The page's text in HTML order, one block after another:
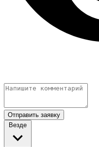
Отправить заявку
Везде